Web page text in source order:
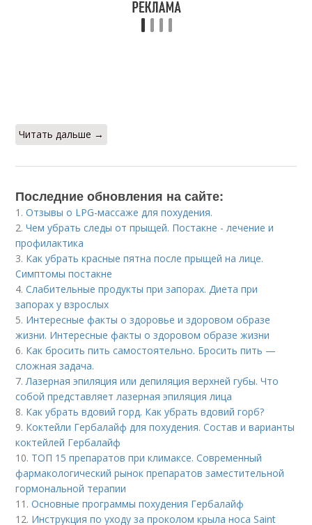
Читать дальше →
Последние обновления на сайте:
1.Отзывы о LPG-массаже для похудения.
2.Чем убрать следы от прыщей. Постакне - лечение и
профилактика
3. Как убрать красные пятна после прыщей на лице.
Симптомы постакне
4.Слабительные продукты при запорах. Диета при
запорах у взрослых
5. Интересные факты о здоровье и здоровом образе
жизни. Интересные факты о здоровом образе жизни
6. Как бросить пить самостоятельно. Бросить пить —
сложная задача.
7.Лазерная эпиляция или депиляция верхней губы. Что
собой представляет лазерная эпиляция лица
8. Как убрать вдовий горд. Как убрать вдовий горб?
9. Коктейли Гербалайф для похудения. Состав и варианты
коктейлей Гербалайф
10. ТОП 15 препаратов при климаксе. Современный
фармакологический рынок препаратов заместительной
гормональной терапии
11.Основные программы похудения Гербалайф
12. Инструкция по уходу за проколом крыла носа Saint